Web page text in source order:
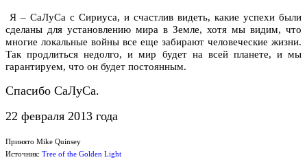
Я – СаЛуСа с Сириуса, и счастлив видеть, какие успехи были
сделаны для установлению мира в Земле, хотя мы видим, что
многие локальные войны все еще забирают человеческие жизни.
Так продлиться недолго, и мир будет на всей планете, и мы
гарантируем, что он будет постоянным.
Спасибо СаЛуСа.
22 февраля 2013 года
Принято Mike Quinsey
Источник: Tree of the Golden Light